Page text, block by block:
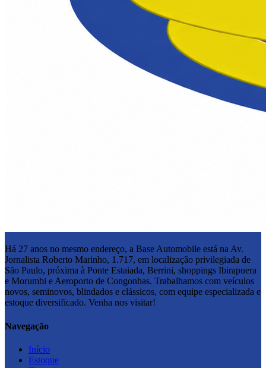
Há 27 anos no mesmo endereço, a Base Automobile está na Av.
Jornalista Roberto Marinho, 1.717, em localização privilegiada de
São Paulo, próxima à Ponte Estaiada, Berrini, shoppings Ibirapuera
e Morumbi e Aeroporto de Congonhas. Trabalhamos com veículos
novos, seminovos, blindados e clássicos, com equipe especializada e
estoque diversificado. Venha nos visitar!
Navegação
Início
Estoque